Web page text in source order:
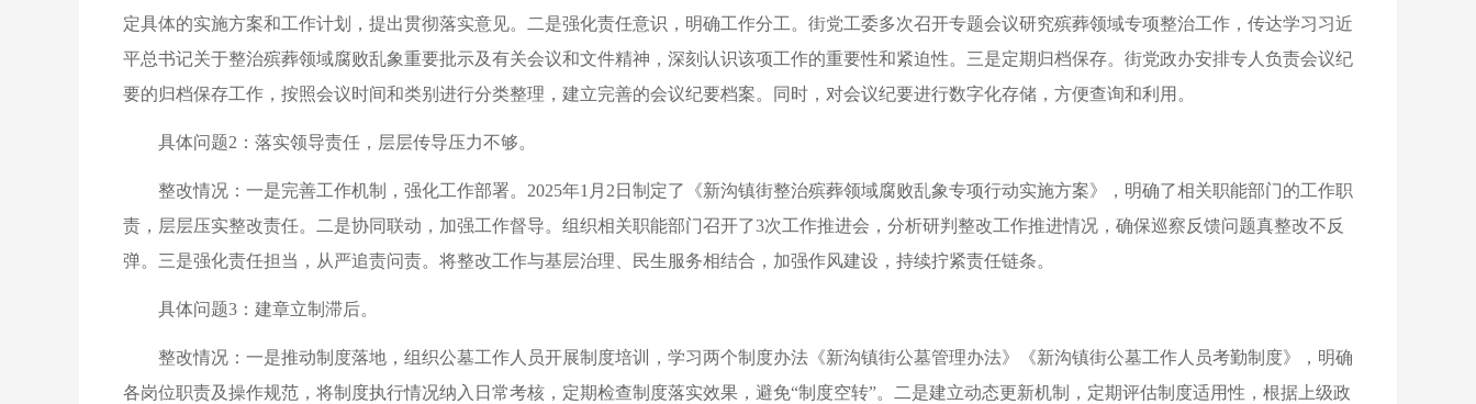
定具体的实施方案和工作计划，提出贯彻落实意见。二是强化责任意识，明确工作分工。街党工委多次召开专题会议研究殡葬领域专项整治工作，传达学习习近
平总书记关于整治殡葬领域腐败乱象重要批示及有关会议和文件精神，深刻认识该项工作的重要性和紧迫性。三是定期归档保存。街党政办安排专人负责会议纪
要的归档保存工作，按照会议时间和类别进行分类整理，建立完善的会议纪要档案。同时，对会议纪要进行数字化存储，方便查询和利用。
具体问题2：落实领导责任，层层传导压力不够。
整改情况：一是完善工作机制，强化工作部署。2025年1月2日制定了《新沟镇街整治殡葬领域腐败乱象专项行动实施方案》，明确了相关职能部门的工作职
责，层层压实整改责任。二是协同联动，加强工作督导。组织相关职能部门召开了3次工作推进会，分析研判整改工作推进情况，确保巡察反馈问题真整改不反
弹。三是强化责任担当，从严追责问责。将整改工作与基层治理、民生服务相结合，加强作风建设，持续拧紧责任链条。
具体问题3：建章立制滞后。
整改情况：一是推动制度落地，组织公墓工作人员开展制度培训，学习两个制度办法《新沟镇街公墓管理办法》《新沟镇街公墓工作人员考勤制度》，明确
各岗位职责及操作规范，将制度执行情况纳入日常考核，定期检查制度落实效果，避免“制度空转”。二是建立动态更新机制，定期评估制度适用性，根据上级政